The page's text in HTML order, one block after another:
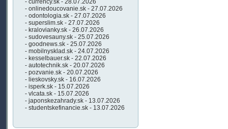
- currency.sk - 28.07.2026
- onlinedoucovanie.sk - 27.07.2026
- odontologia.sk - 27.07.2026
- superslim.sk - 27.07.2026
- kralovianky.sk - 26.07.2026
- sudovesauny.sk - 25.07.2026
- goodnews.sk - 25.07.2026
- mobilnysklad.sk - 24.07.2026
- kesselbauer.sk - 22.07.2026
- autotechnik.sk - 20.07.2026
- pozvanie.sk - 20.07.2026
- lieskovsky.sk - 16.07.2026
- isperk.sk - 15.07.2026
- vlcata.sk - 15.07.2026
- japonskezahrady.sk - 13.07.2026
- studentskefinancie.sk - 13.07.2026